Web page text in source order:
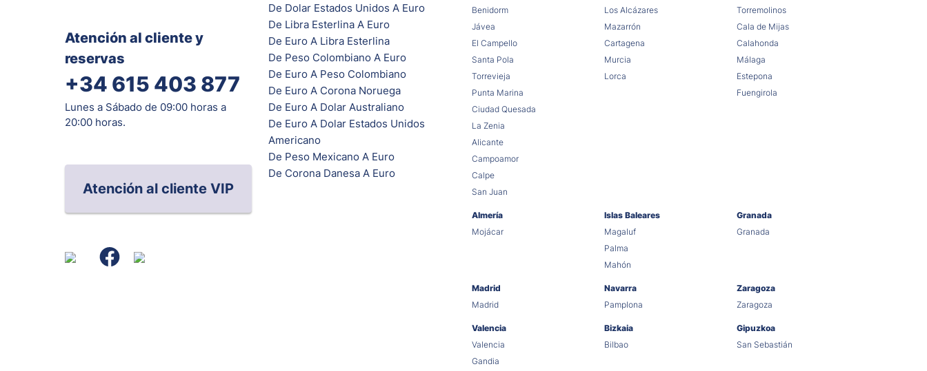
Atención al cliente y
reservas
+34 615 403 877
Lunes a Sábado de 09:00 horas a
20:00 horas.
Atención al cliente VIP
De Dolar Estados Unidos A Euro
De Libra Esterlina A Euro
De Euro A Libra Esterlina
De Peso Colombiano A Euro
De Euro A Peso Colombiano
De Euro A Corona Noruega
De Euro A Dolar Australiano
De Euro A Dolar Estados Unidos
Americano
De Peso Mexicano A Euro
De Corona Danesa A Euro
Benidorm
Jávea
El Campello
Santa Pola
Torrevieja
Punta Marina
Ciudad Quesada
La Zenia
Alicante
Campoamor
Calpe
San Juan
Los Alcázares
Mazarrón
Cartagena
Murcia
Lorca
Torremolinos
Cala de Mijas
Calahonda
Málaga
Estepona
Fuengirola
Almería
Mojácar
Islas Baleares
Magaluf
Palma
Mahón
Granada
Granada
Madrid
Madrid
Navarra
Pamplona
Zaragoza
Zaragoza
Valencia
Valencia
Gandia
Bizkaia
Bilbao
Gipuzkoa
San Sebastián